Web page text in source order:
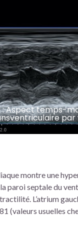
: Aspect temps-
montre une
paroi septale du
L’atrium
(valeurs usuelles